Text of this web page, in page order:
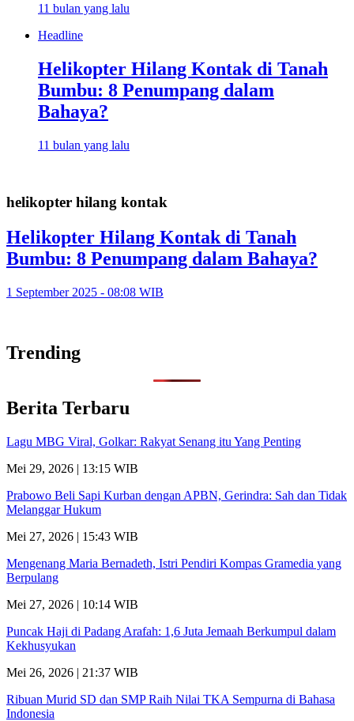
11 bulan yang lalu
Headline
Helikopter Hilang Kontak di Tanah
Bumbu: 8 Penumpang dalam
Bahaya?
11 bulan yang lalu
helikopter hilang kontak
Helikopter Hilang Kontak di Tanah
Bumbu: 8 Penumpang dalam Bahaya?
1 September 2025 - 08:08 WIB
Trending
Berita Terbaru
Lagu MBG Viral, Golkar: Rakyat Senang itu Yang Penting
Mei 29, 2026 | 13:15 WIB
Prabowo Beli Sapi Kurban dengan APBN, Gerindra: Sah dan Tidak
Melanggar Hukum
Mei 27, 2026 | 15:43 WIB
Mengenang Maria Bernadeth, Istri Pendiri Kompas Gramedia yang
Berpulang
Mei 27, 2026 | 10:14 WIB
Puncak Haji di Padang Arafah: 1,6 Juta Jemaah Berkumpul dalam
Kekhusyukan
Mei 26, 2026 | 21:37 WIB
Ribuan Murid SD dan SMP Raih Nilai TKA Sempurna di Bahasa
Indonesia